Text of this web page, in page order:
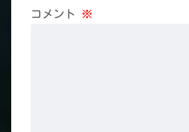
コメント ※